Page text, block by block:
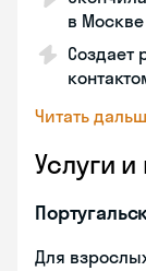
в Москве
Создает
Читать
Услуги
Для